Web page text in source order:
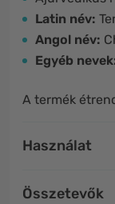
Latin név:
Angol név:
Egyéb
A termék
Használat
Összetevők